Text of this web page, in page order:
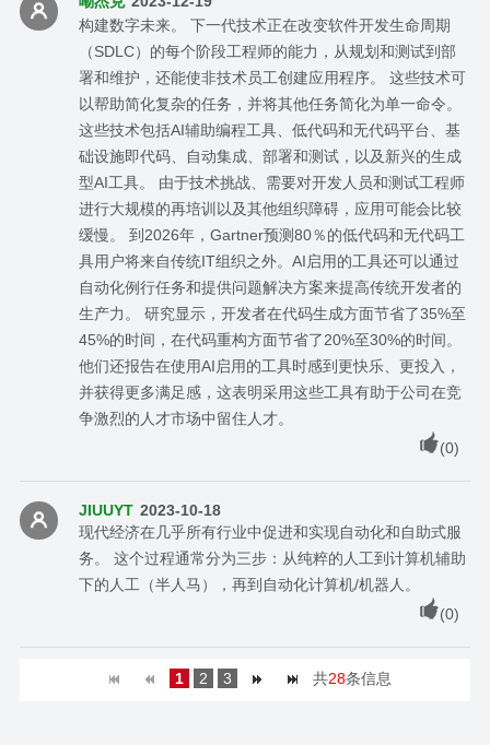
构建数字未来。 下一代技术正在改变软件开发生命周期
（SDLC）的每个阶段工程师的能力，从规划和测试到部
署和维护，还能使非技术员工创建应用程序。 这些技术可
以帮助简化复杂的任务，并将其他任务简化为单一命令。
这些技术包括AI辅助编程工具、低代码和无代码平台、基
础设施即代码、自动集成、部署和测试，以及新兴的生成
型AI工具。 由于技术挑战、需要对开发人员和测试工程师
进行大规模的再培训以及其他组织障碍，应用可能会比较
缓慢。 到2026年，Gartner预测80％的低代码和无代码工
具用户将来自传统IT组织之外。AI启用的工具还可以通过
自动化例行任务和提供问题解决方案来提高传统开发者的
生产力。 研究显示，开发者在代码生成方面节省了35%至
45%的时间，在代码重构方面节省了20%至30%的时间。
他们还报告在使用AI启用的工具时感到更快乐、更投入，
并获得更多满足感，这表明采用这些工具有助于公司在竞
争激烈的人才市场中留住人才。
(0)
JIUUYT 2023-10-18
现代经济在几乎所有行业中促进和实现自动化和自助式服
务。 这个过程通常分为三步：从纯粹的人工到计算机辅助
下的人工（半人马），再到自动化计算机/机器人。
(0)
1 2 3 共28条信息